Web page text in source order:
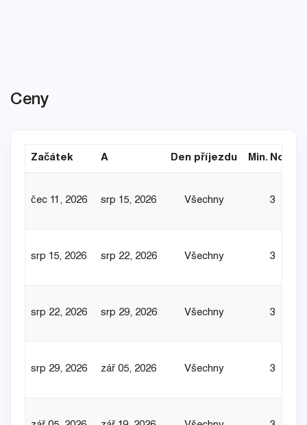
Ceny
Začátek A Den příjezdu Min. Noce
čec 11, 2026 srp 15, 2026 Všechny 3
srp 15, 2026 srp 22, 2026 Všechny 3
srp 22, 2026 srp 29, 2026 Všechny 3
srp 29, 2026 zář 05, 2026 Všechny 3